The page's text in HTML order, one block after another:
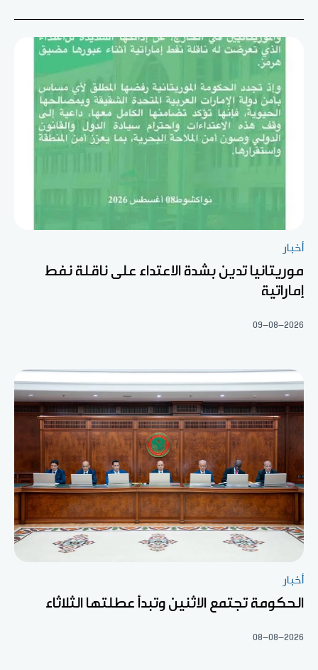
أخبار
موريتانيا تدين بشدة الاعتداء على ناقلة نفط
إماراتية
09-08-2026
أخبار
الحكومة تجتمع الاثنين وتبدأ عطلتها الثلاثاء
08-08-2026